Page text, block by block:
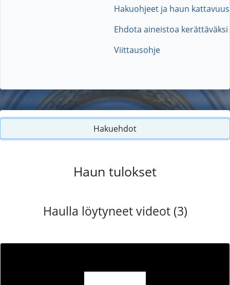
Hakuohjeet ja haun kattavuus
Ehdota aineistoa kerättäväksi
Viittausohje
Hakuehdot
Haun tulokset
Haulla löytyneet videot (3)